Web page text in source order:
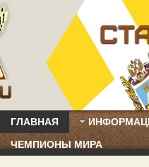
ГЛАВНАЯ
ЧЕМПИОНЫ МИРА